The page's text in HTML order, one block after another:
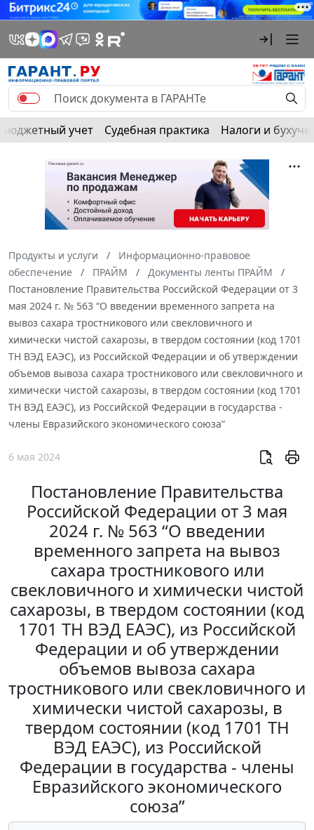
Бюджетный учет Судебная практика Налоги и
Продукты и услуги
Информационно-правовое
обеспечение
ПРАЙМ
Документы ленты ПРАЙМ
Постановление Правительства Российской Федерации от 3
мая 2024 г. № 563 “О введении временного запрета на
вывоз сахара тростникового или свекловичного и
химически чистой сахарозы, в твердом состоянии (код 1701
ТН ВЭД ЕАЭС), из Российской Федерации и об утверждении
объемов вывоза сахара тростникового или свекловичного и
химически чистой сахарозы, в твердом состоянии (код 1701
ТН ВЭД ЕАЭС), из Российской Федерации в государства -
члены Евразийского экономического союза”
6 мая 2024
Постановление Правительства
Российской Федерации от 3 мая
2024 г. № 563 “О введении
временного запрета на вывоз
сахара тростникового или
свекловичного и химически чистой
сахарозы, в твердом состоянии (код
1701 ТН ВЭД ЕАЭС), из Российской
Федерации и об утверждении
объемов вывоза сахара
тростникового или свекловичного и
химически чистой сахарозы, в
твердом состоянии (код 1701 ТН
ВЭД ЕАЭС), из Российской
Федерации в государства - члены
Евразийского экономического
союза”